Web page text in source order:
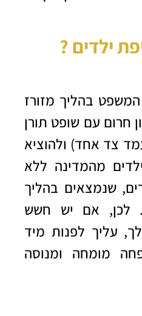
ילדים ?
בהליך מזורז
חרום עם שופט תורן
צד אחד) ולהוציא
מהמדינה ללא
שנמצאים בהליך
. לכן, אם יש חשש
עליך לפנות מיד
מומחה ומנוסה